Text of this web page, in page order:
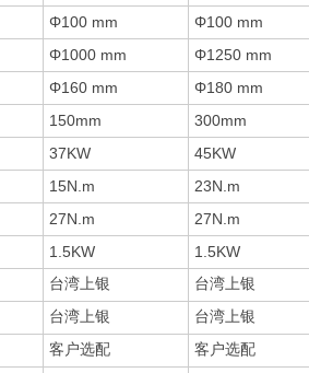
Φ100 mm Φ100 mm
Φ1000 mm Φ1250 mm
Φ160 mm Φ180 mm
150mm 300mm
37KW 45KW
15N.m 23N.m
27N.m 27N.m
1.5KW 1.5KW
台湾上银 台湾上银
台湾上银 台湾上银
客户选配 客户选配